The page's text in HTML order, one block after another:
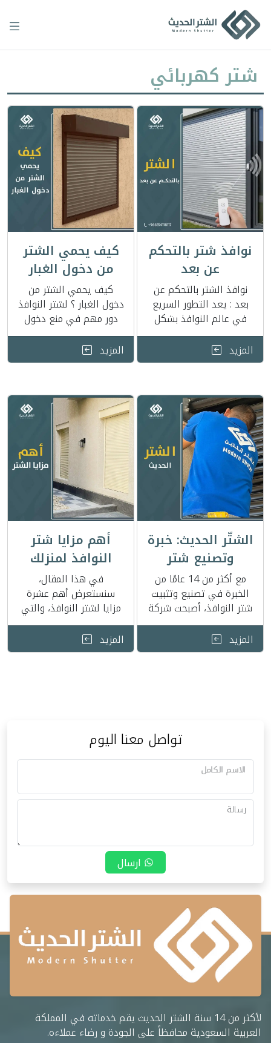
content
شتر كهربائي
نوافذ شتر بالتحكم
عن بعد
نوافذ الشتر بالتحكم عن
بعد : يعد التطور السريع
في عالم النوافذ بشكل
عام وعالم شتر النوافذ
بشكل خاص امر …المزيد
كيف يحمي الشتر
من دخول الغبار
كيف يحمي الشتر من
دخول الغبار ؟ لشتر النوافذ
دور مهم في منع دخول
الغبار الى الداخل وذلك
يعود الى … المزيد
الشتّر الحديث: خبرة
وتصنيع شتر
النوافذ بالرياض
مع أكثر من 14 عامًا من
الخبرة في تصنيع وتثبيت
شتر النوافذ، أصبحت شركة
“الشتّر الحديث” واحدة من
أبرز الموردين …المزيد
أهم مزايا شتر
النوافذ لمنزلك
ومكتبك
في هذا المقال،
سنستعرض أهم عشرة
مزايا لشتر النوافذ، والتي
تجعل عملائنا في الرياض
يعشقونه. المزيد
تواصل معنا اليوم
الاسم الكامل
رسالة
ارسال
لأكثر من 14 سنة الشتر الحديث يقم خدماته في المملكة
العربية السعودية محافظاً على الجودة و رضاء عملاءه.